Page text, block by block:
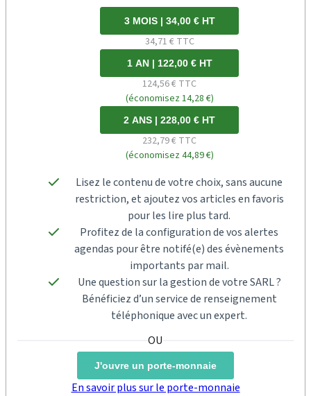
3 MOIS | 34,00 € HT
34,71 € TTC
1 AN | 122,00 € HT
124,56 € TTC
(économisez 14,28 €)
2 ANS | 228,00 € HT
232,79 € TTC
(économisez 44,89 €)
Lisez le contenu de votre choix, sans aucune
restriction, et ajoutez vos articles en favoris
pour les lire plus tard.
Profitez de la configuration de vos alertes
agendas pour être notifé(e) des évènements
importants par mail.
Une question sur la gestion de votre SARL ?
Bénéficiez d’un service de renseignement
téléphonique avec un expert.
J'ouvre un porte-monnaie
En savoir plus sur le porte-monnaie